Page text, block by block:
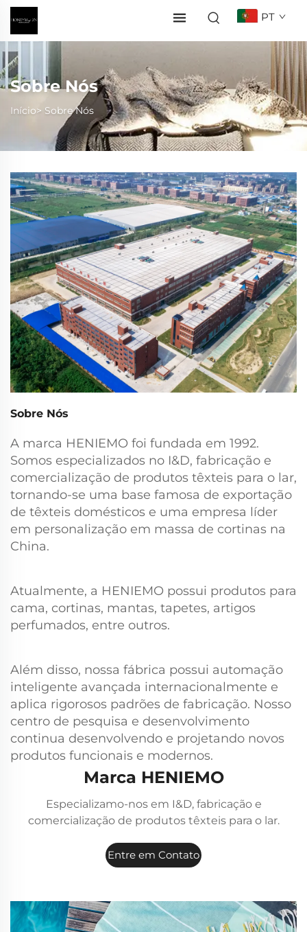
PT
Sobre Nós
Início> Sobre Nós
Sobre Nós
A marca HENIEMO foi fundada em 1992.
Somos especializados no I&D, fabricação e
comercialização de produtos têxteis para o lar,
tornando-se uma base famosa de exportação
de têxteis domésticos e uma empresa líder
em personalização em massa de cortinas na
China.
Atualmente, a HENIEMO possui produtos para
cama, cortinas, mantas, tapetes, artigos
perfumados, entre outros.
Além disso, nossa fábrica possui automação
inteligente avançada internacionalmente e
aplica rigorosos padrões de fabricação. Nosso
centro de pesquisa e desenvolvimento
continua desenvolvendo e projetando novos
produtos funcionais e modernos.
Marca HENIEMO
Especializamo-nos em I&D, fabricação e
comercialização de produtos têxteis para o lar.
Entre em Contato